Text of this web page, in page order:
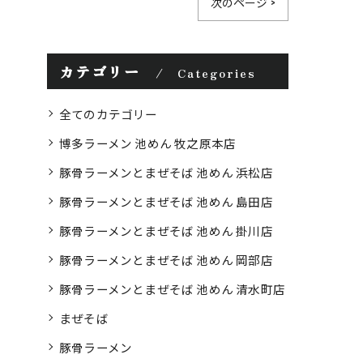
カテゴリー Categories
全てのカテゴリー
博多ラーメン 池めん 牧之原本店
豚骨ラーメンとまぜそば 池めん 浜松店
豚骨ラーメンとまぜそば 池めん 島田店
豚骨ラーメンとまぜそば 池めん 掛川店
豚骨ラーメンとまぜそば 池めん 岡部店
豚骨ラーメンとまぜそば 池めん 清水町店
まぜそば
豚骨ラーメン